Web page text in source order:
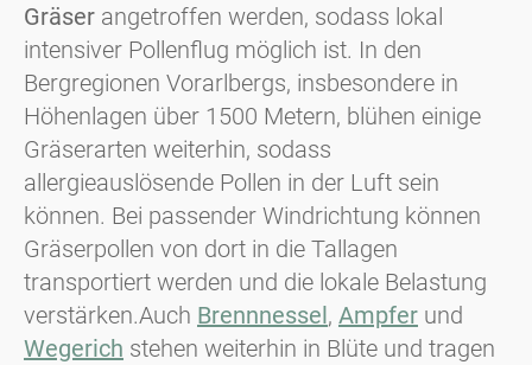
Gräser angetroffen werden, sodass lokal
intensiver Pollenflug möglich ist. In den
Bergregionen Vorarlbergs, insbesondere in
Höhenlagen über 1500 Metern, blühen einige
Gräserarten weiterhin, sodass
allergieauslösende Pollen in der Luft sein
können. Bei passender Windrichtung können
Gräserpollen von dort in die Tallagen
transportiert werden und die lokale Belastung
verstärken.Auch Brennnessel, Ampfer und
Wegerich stehen weiterhin in Blüte und tragen